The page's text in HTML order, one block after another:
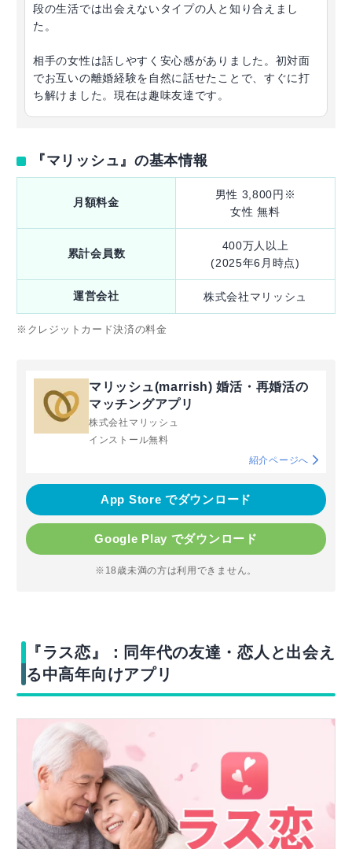
段の生活では出会えないタイプの人と知り合えまし
た。
相手の女性は話しやすく安心感がありました。初対面
でお互いの離婚経験を自然に話せたことで、すぐに打
ち解けました。現在は趣味友達です。
『マリッシュ』の基本情報
月額料金
男性 3,800円※
女性 無料
累計会員数
400万人以上
(2025年6月時点)
運営会社 株式会社マリッシュ
※クレジットカード決済の料金
マリッシュ(marrish) 婚活・再婚活の
マッチングアプリ
株式会社マリッシュ
インストール無料
紹介ページへ
App Store でダウンロード
Google Play でダウンロード
※18歳未満の方は利用できません。
『ラス恋』：同年代の友達・恋人と出会え
る中高年向けアプリ